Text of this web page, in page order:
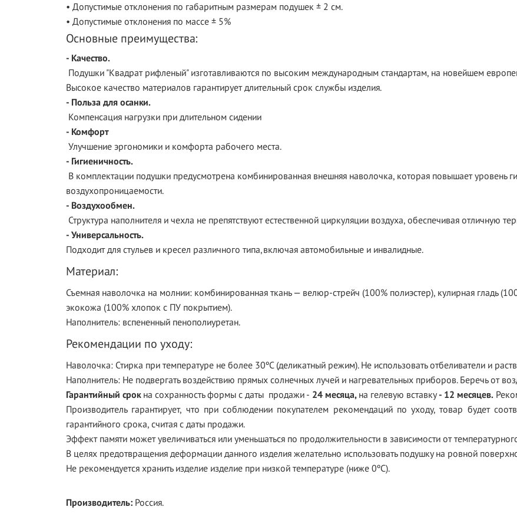
• Допустимые отклонения по габаритным размерам подушек ± 2 см.
• Допустимые отклонения по массе ± 5%
Основные преимущества:
- Качество.
Подушки "Квадрат рифленый" изготавливаются по высоким международным стандартам, на новейшем
Высокое качество материалов гарантирует длительный срок службы изделия.
- Польза для осанки.
Компенсация нагрузки при длительном сидении
- Комфорт
Улучшение эргономики и комфорта рабочего места.
- Гигиеничность.
В комплектации подушки предусмотрена комбинированная внешняя наволочка, которая повышает уровень
воздухопроницаемости.
- Воздухообмен.
Структура наполнителя и чехла не препятствуют естественной циркуляции воздуха, обеспечивая отличную
- Универсальность.
Подходит для стульев и кресел различного типа,включая автомобильные и инвалидные.
Материал:
Съемная наволочка на молнии: комбинированная ткань — велюр-стрейч (100% полиэстер), кулирная гладь
экокожа (100% хлопок с ПУ покрытием).
Наполнитель: вспененный пенополиуретан.
Рекомендации по уходу:
Наволочка: Стирка при температуре не более 30ºС (деликатный режим). Не использовать отбеливатели и
Наполнитель: Не подвергать воздействию прямых солнечных лучей и нагревательных приборов. Беречь от
Гарантийный срокна сохранность формы с даты продажи - 24 месяца, на гелевую вставку- 12 месяцев.
Производитель гарантирует, что при соблюдении покупателем рекомендаций по уходу, товар будет
гарантийного срока, считая с даты продажи.
Эффект памяти может увеличиваться или уменьшаться по продолжительности в зависимости от
В целях предотвращения деформации данного изделия желательно использовать подушку на ровной
Не рекомендуется хранить изделие изделие при низкой температуре (ниже 0ºС).
Производитель: Россия.